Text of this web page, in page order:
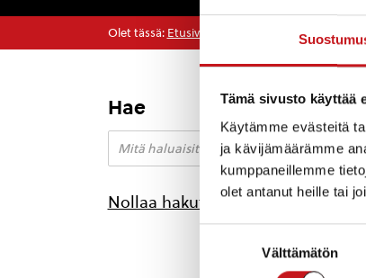
Tämä sivusto käyttää
Käytämme evästeitä
ja kävijämäärämme
kumppaneillemme
olet antanut heille tai
Välttämätön
Olet tässä: Etusivu
Hae
Nollaa hakutulokset